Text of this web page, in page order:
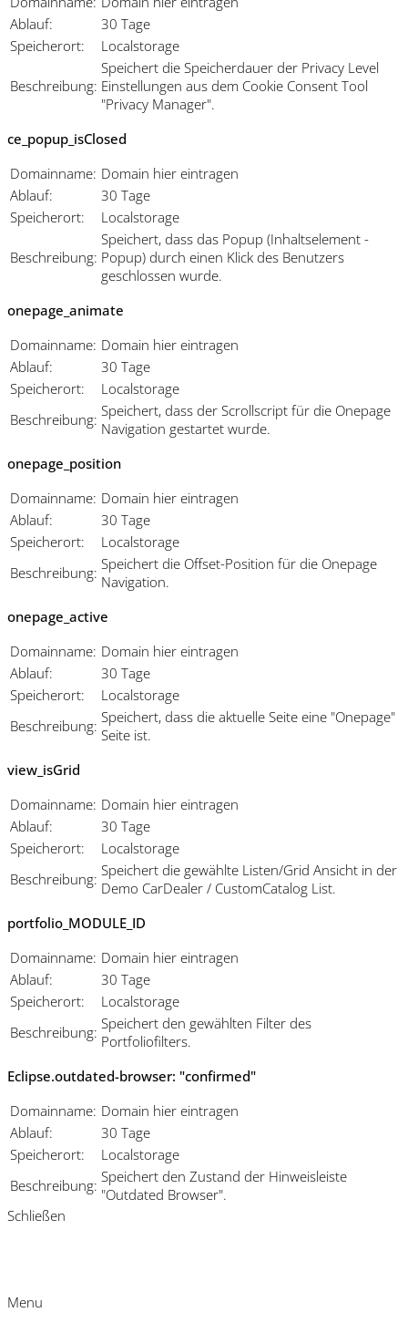
Ablauf:
30 Tage
Speicherort:
Localstorage
Beschreibung:
Speichert die Speicherdauer der Privacy Level
Einstellungen aus dem Cookie Consent Tool
"Privacy Manager".
ce_popup_isClosed
Domainname: Domain hier eintragen
Ablauf:
30 Tage
Speicherort:
Localstorage
Beschreibung:
Speichert, dass das Popup (Inhaltselement -
Popup) durch einen Klick des Benutzers
geschlossen wurde.
onepage_animate
Domainname: Domain hier eintragen
Ablauf:
30 Tage
Speicherort:
Localstorage
Beschreibung: Speichert, dass der Scrollscript für die Onepage
Navigation gestartet wurde.
onepage_position
Domainname: Domain hier eintragen
Ablauf:
30 Tage
Speicherort:
Localstorage
Beschreibung: Speichert die Offset-Position für die Onepage
Navigation.
onepage_active
Domainname: Domain hier eintragen
Ablauf:
30 Tage
Speicherort:
Localstorage
Beschreibung: Speichert, dass die aktuelle Seite eine "Onepage"
Seite ist.
view_isGrid
Domainname: Domain hier eintragen
Ablauf:
30 Tage
Speicherort:
Localstorage
Beschreibung: Speichert die gewählte Listen/Grid Ansicht in der
Demo CarDealer / CustomCatalog List.
portfolio_MODULE_ID
Domainname: Domain hier eintragen
Ablauf:
30 Tage
Speicherort:
Localstorage
Beschreibung: Speichert den gewählten Filter des
Portfoliofilters.
Eclipse.outdated-browser: "confirmed"
Domainname: Domain hier eintragen
Ablauf:
30 Tage
Speicherort:
Localstorage
Beschreibung: Speichert den Zustand der Hinweisleiste
"Outdated Browser".
Schließen
Menu